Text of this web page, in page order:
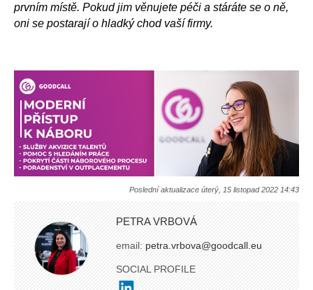
prvním místě. Pokud jim věnujete péči a stáráte se o ně,
oni se postarají o hladký chod vaší firmy.
Poslední aktualizace úterý, 15 listopad 2022 14:43
PETRA VRBOVÁ
email:petra.vrbova@goodcall.eu
SOCIAL PROFILE